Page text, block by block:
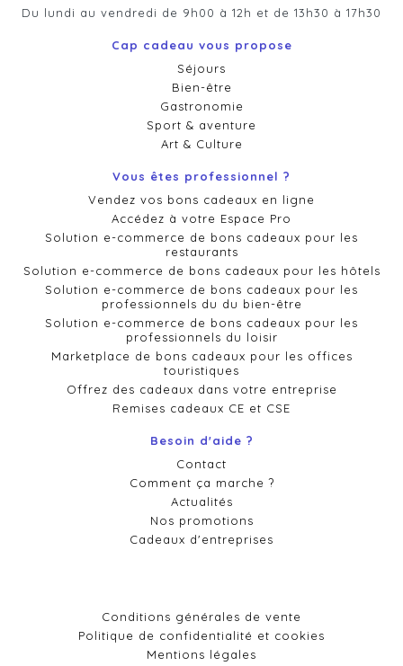
Du lundi au vendredi de 9h00 à 12h et de 13h30 à 17h30
Cap cadeau vous propose
Séjours
Bien-être
Gastronomie
Sport & aventure
Art & Culture
Vous êtes professionnel ?
Vendez vos bons cadeaux en ligne
Accédez à votre Espace Pro
Solution e-commerce de bons cadeaux pour les
restaurants
Solution e-commerce de bons cadeaux pour les hôtels
Solution e-commerce de bons cadeaux pour les
professionnels du du bien-être
Solution e-commerce de bons cadeaux pour les
professionnels du loisir
Marketplace de bons cadeaux pour les offices
touristiques
Offrez des cadeaux dans votre entreprise
Remises cadeaux CE et CSE
Besoin d'aide ?
Contact
Comment ça marche ?
Actualités
Nos promotions
Cadeaux d'entreprises
Conditions générales de vente
Politique de confidentialité et cookies
Mentions légales